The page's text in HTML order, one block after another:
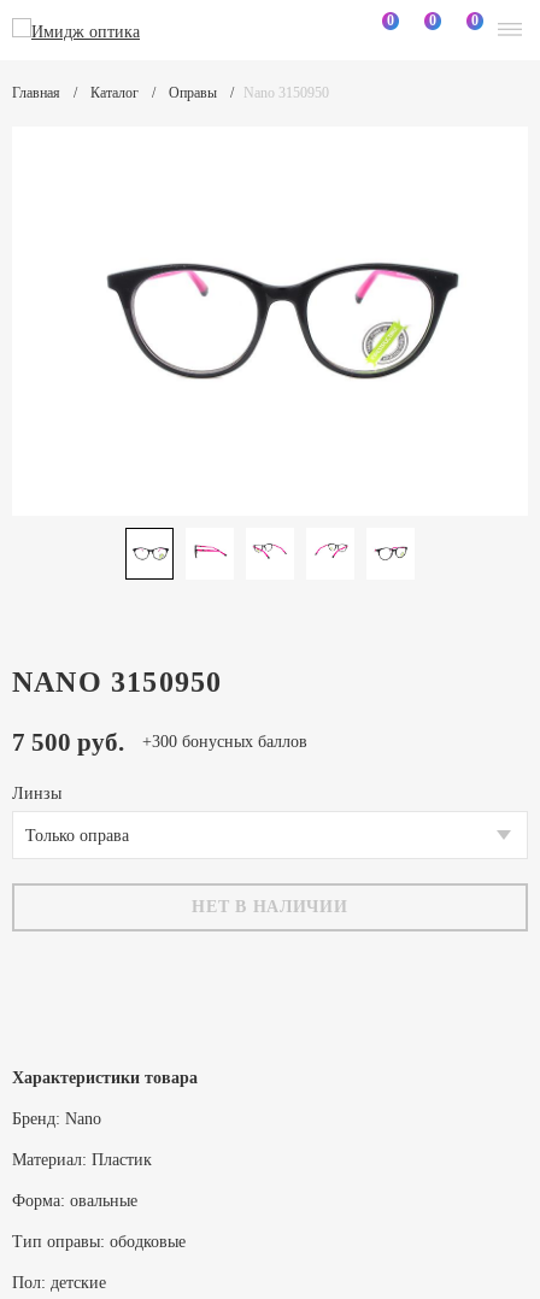
0 0 0
Главная Каталог Оправы Nano 3150950
NANO 3150950
7 500 руб. +300 бонусных баллов
Линзы
Только оправа
НЕТ В НАЛИЧИИ
Характеристики товара
Бренд: Nano
Материал: Пластик
Форма: овальные
Тип оправы: ободковые
Пол: детские